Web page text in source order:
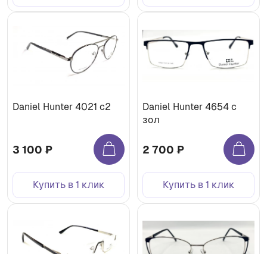
Daniel Hunter 4021 с2
3 100 ₽
Купить в 1 клик
Daniel Hunter 4654 с
зол
2 700 ₽
Купить в 1 клик